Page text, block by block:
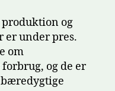
og
er under pres.
om
og de er